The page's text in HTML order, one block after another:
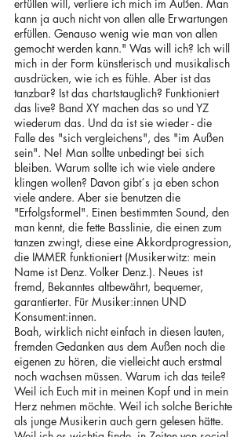
erfüllen will, verliere ich mich im Außen. Man
kann ja auch nicht von allen alle Erwartungen
erfüllen. Genauso wenig wie man von allen
gemocht werden kann." Was will ich? Ich will
mich in der Form künstlerisch und musikalisch
ausdrücken, wie ich es fühle. Aber ist das
tanzbar? Ist das chartstauglich? Funktioniert
das live? Band XY machen das so und YZ
wiederum das. Und da ist sie wieder - die
Falle des "sich vergleichens", des "im Außen
sein". Ne! Man sollte unbedingt bei sich
bleiben. Warum sollte ich wie viele andere
klingen wollen? Davon gibt´s ja eben schon
viele andere. Aber sie benutzen die
"Erfolgsformel". Einen bestimmten Sound, den
man kennt, die fette Basslinie, die einen zum
tanzen zwingt, diese eine Akkordprogression,
die IMMER funktioniert (Musikerwitz: mein
Name ist Denz. Volker Denz.). Neues ist
fremd, Bekanntes altbewährt, bequemer,
garantierter. Für Musiker:innen UND
Konsument:innen.
Boah, wirklich nicht einfach in diesen lauten,
fremden Gedanken aus dem Außen noch die
eigenen zu hören, die vielleicht auch erstmal
noch wachsen müssen. Warum ich das teile?
Weil ich Euch mit in meinen Kopf und in mein
Herz nehmen möchte. Weil ich solche Berichte
als junge Musikerin auch gern gelesen hätte.